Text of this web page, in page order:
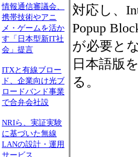
情報通信審議会、
携帯技術やアニ
メ・ゲームを活か
す「日本型新IT社
会」提言
ITXと有線ブロー
ド、企業向け光ブ
ロードバンド事業
で合弁会社設
NRIら、実証実験
に基づいた無線
LANの設計・運用
サービス
対応し、
Popup
が必要と
日本語版
る。